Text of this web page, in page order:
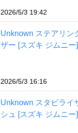
2026/5/3 19:42
Unknown ステアリン
ザー [スズキ ジムニー]
2026/5/3 16:16
Unknown スタビライ
シュ [スズキ ジムニー]